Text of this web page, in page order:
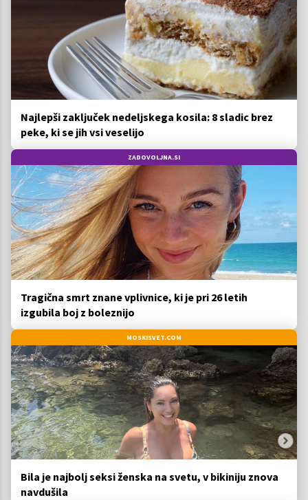
Najlepši zaključek nedeljskega kosila: 8 sladic brez
peke, ki se jih vsi veselijo
ZADOVOLJNA.SI
Tragična smrt znane vplivnice, ki je pri 26 letih
izgubila boj z boleznijo
MOSKISVET.COM
Bila je najbolj seksi ženska na svetu, v bikiniju znova
navdušila